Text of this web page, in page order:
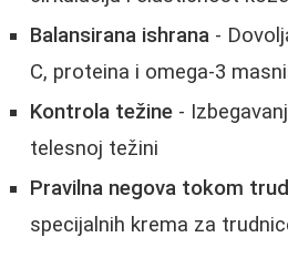
Balansirana ishrana -
C, proteina i omega-3
Kontrola težine -
telesnoj težini
Pravilna negova tokom
specijalnih krema za